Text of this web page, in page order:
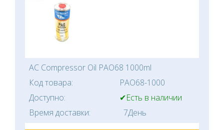
AC Compressor Oil PAO68 1000ml
Код товара:
PAO68-1000
Доступно:
✔Есть в наличии
Время доставки:
7День